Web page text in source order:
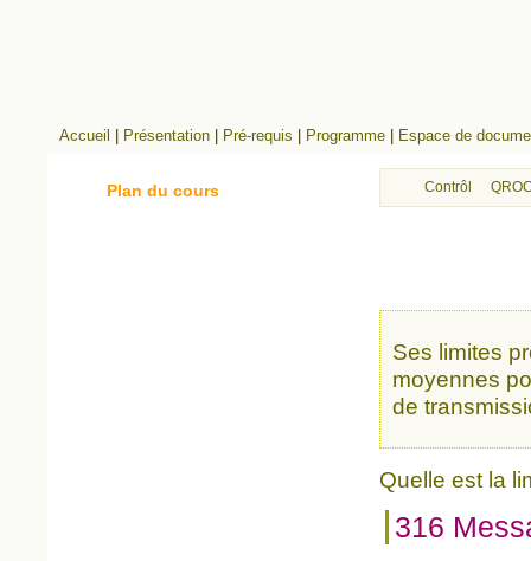
Accueil Présentation Pré-requis Programme Espace de
Contrôle continu
Ses limites
moyennes
de
Quelle est la
316
Plan du cours